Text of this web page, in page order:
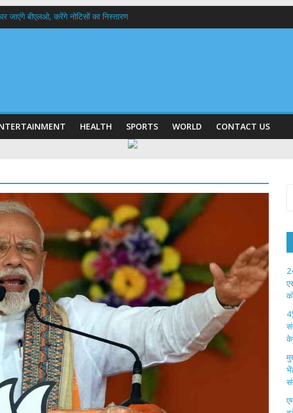
जाएंगे बीएलओ, करेंगे नोटिसों का निस्तारण
रहें अधिकारी-मुख्य सचिव मानसून-एसईओसी से मुख्य सचिव ने की विस्तृत समीक्षा कहा-बंद सड़कों को
HEALTH SPORTS WORLD CONTACT US